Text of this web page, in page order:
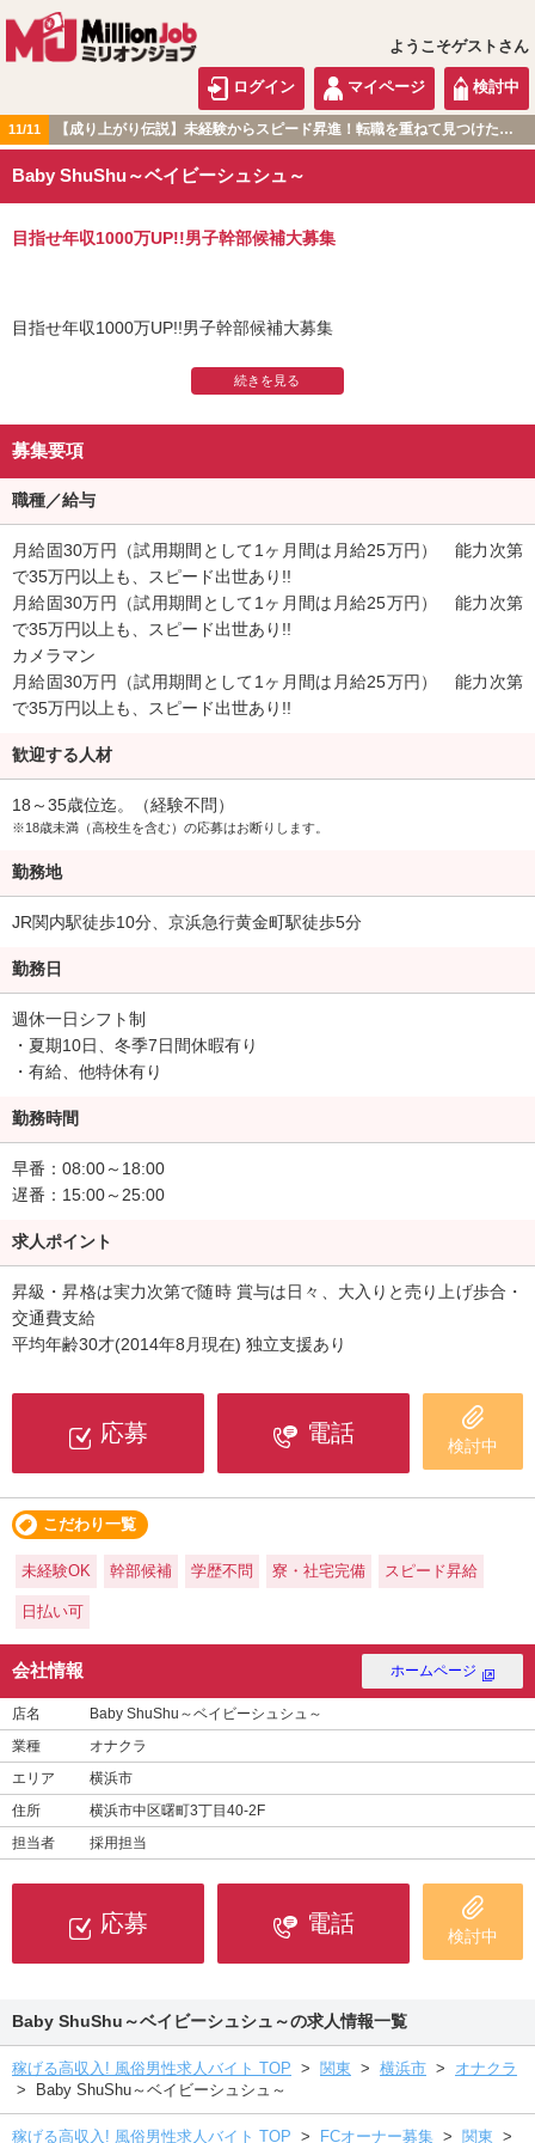
ようこそゲストさん
ログイン マイページ 検討中
11/11 【成り上がり伝説】未経験からスピード昇進！転職を重ねて見つけた『本当に働きやすい職場』とは？
Baby ShuShu～ベイビーシュシュ～
目指せ年収1000万UP!!男子幹部候補大募集
目指せ年収1000万UP!!男子幹部候補大募集
仲間思いのスタッフと『やる気』をモットーに一緒に頑張って稼ご
社員の大半は業界未経験者ですので「経歴」は一切問いません。
は接客業です。
お客様は「楽しむ」為に来られます。
そんなお客様達の為に「楽しめる」場所を私共も「楽しみ」ながら
作っております。
会社の成長と個々の成長を一緒に楽しみながら出来る仲間を求めて
います!!
当グループの幹部のほとんどは若い世代が中心です。貴方もその一
員になるべく、幹部ポストをご用意しております。
やりがいを見つけたい…自分のアイディアを活かしたい…。 そんな
あなたの「やる気溢れる若い力」を求めています！！
募集要項
職種／給与
月給固30万円（試用期間として1ヶ月間は月給25万円） 能力次第
で35万円以上も、スピード出世あり!!
月給固30万円（試用期間として1ヶ月間は月給25万円） 能力次第
で35万円以上も、スピード出世あり!!
カメラマン
月給固30万円（試用期間として1ヶ月間は月給25万円） 能力次第
で35万円以上も、スピード出世あり!!
歓迎する人材
18～35歳位迄。（経験不問）
※18歳未満（高校生を含む）の応募はお断りします。
勤務地
JR関内駅徒歩10分、京浜急行黄金町駅徒歩5分
勤務日
週休一日シフト制
・夏期10日、冬季7日間休暇有り
・有給、他特休有り
勤務時間
早番：08:00～18:00
遅番：15:00～25:00
求人ポイント
昇級・昇格は実力次第で随時 賞与は日々、大入りと売り上げ歩合・
交通費支給
平均年齢30才(2014年8月現在) 独立支援あり
応募 電話 検討中
こだわり一覧
未経験OK 幹部候補 学歴不問 寮・社宅完備 スピード昇給
日払い可
会社情報 ホームページ
店名
Baby ShuShu～ベイビーシュシュ～
業種
オナクラ
エリア
横浜市
住所
横浜市中区曙町3丁目40-2F
担当者
採用担当
応募 電話 検討中
Baby ShuShu～ベイビーシュシュ～の求人情報一覧
稼げる高収入! 風俗男性求人バイト TOP > 関東 > 横浜市 > オナクラ
>
Baby ShuShu～ベイビーシュシュ～
稼げる高収入! 風俗男性求人バイト TOP > FCオーナー募集 > 関東 >